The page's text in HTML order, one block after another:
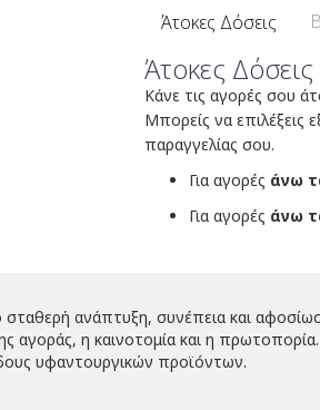
Άτοκες Δόσεις
Άτοκες
Κάνε τις αγορές σου
Μπορείς να επιλέξεις
παραγγελίας σου.
Για αγορές άνω
Για αγορές άνω
ανάπτυξη, συνέπεια και
η καινοτομία και η πρωτοπορία.
υφαντουργικών προϊόντων.